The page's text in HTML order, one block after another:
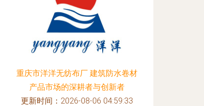
重庆市洋洋无纺布厂 建筑防水卷材
产品市场的深耕者与创新者
更新时间：2026-08-06 04:59:33